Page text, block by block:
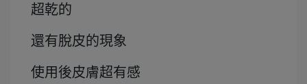
超乾的
還有脫皮的現象
使用後皮膚超有感